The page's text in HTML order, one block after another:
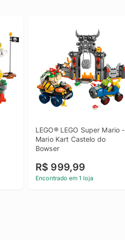
LEGO® LEGO Super Mario -
Mario Kart Castelo do
Bowser
R$ 999,99
Encontrado em 1 loja